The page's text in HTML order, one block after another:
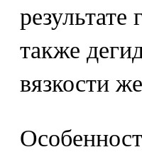
также
вязкости